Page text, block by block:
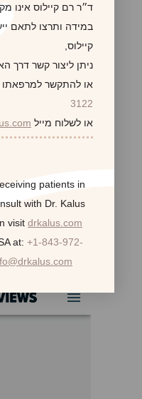
לקוחות
ד״ר רם קיילוס אינו
במידה ותרצו לתאם
קיילוס,
ניתן ליצור קשר דרך
או להתקשר
3122
או לשלוח מייל
patients in
with Dr. Kalus
visit drkalus.com
at: +1-843-972-